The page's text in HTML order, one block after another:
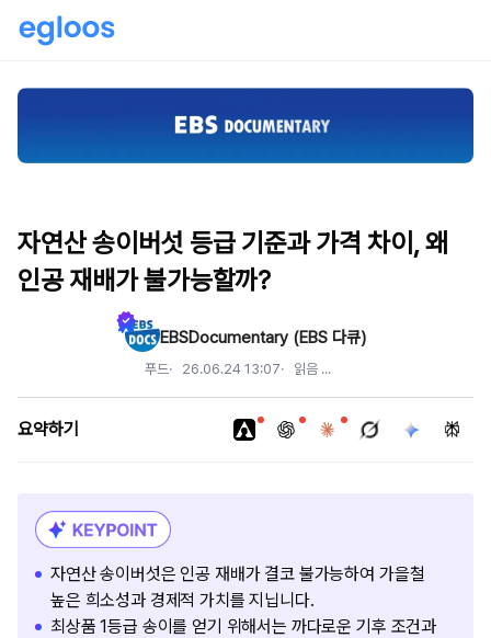
자연산 송이버섯 등급 기준과 가격 차이, 왜
인공 재배가 불가능할까?
EBSDocumentary (EBS 다큐)
푸드 26.06.24 13:07 읽음 ...
요약하기
자연산 송이버섯은 인공 재배가 결코 불가능하여 가을철
높은 희소성과 경제적 가치를 지닙니다.
최상품 1등급 송이를 얻기 위해서는 까다로운 기후 조건과